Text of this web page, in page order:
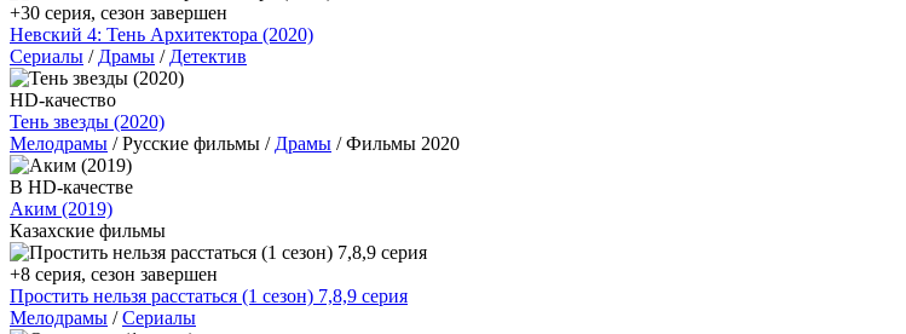
+30 серия, сезон завершен
Невский 4: Тень Архитектора (2020)
Сериалы / Драмы / Детектив
HD-качество
Тень звезды (2020)
Мелодрамы / Русские фильмы / Драмы / Фильмы 2020
В HD-качестве
Аким (2019)
Казахские фильмы
+8 серия, сезон завершен
Простить нельзя расстаться (1 сезон) 7,8,9 серия
Мелодрамы /Сериалы